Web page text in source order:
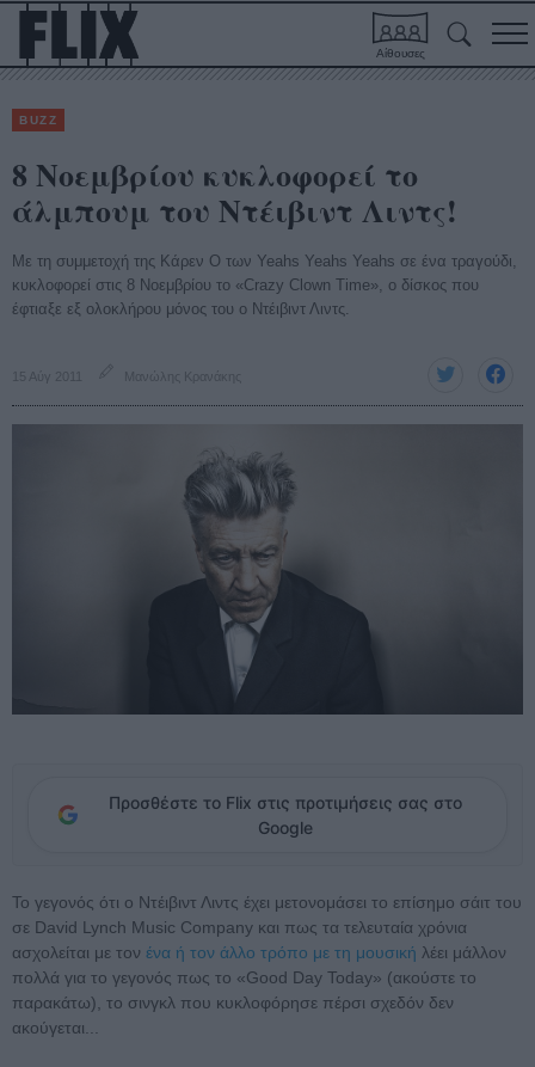
Αίθουσες
BUZZ
8 Νοεμβρίου κυκλοφορεί το
άλμπουμ του Ντέιβιντ Λιντς!
Με τη συμμετοχή της Κάρεν Ο των Yeahs Yeahs Yeahs σε ένα τραγούδι,
κυκλοφορεί στις 8 Νοεμβρίου το «Crazy Clown Time», ο δίσκος που
έφτιαξε εξ ολοκλήρου μόνος του ο Ντέιβιντ Λιντς.
15 Αύγ 2011 Μανώλης Κρανάκης
Προσθέστε το Flix στις προτιμήσεις σας στο
Google
Το γεγονός ότι ο Ντέιβιντ Λιντς έχει μετονομάσει το επίσημο σάιτ του
σε David Lynch Music Company και πως τα τελευταία χρόνια
ασχολείται με τον ένα ή τον άλλο τρόπο με τη μουσική λέει μάλλον
πολλά για το γεγονός πως το «Good Day Today» (ακούστε το
παρακάτω), το σινγκλ που κυκλοφόρησε πέρσι σχεδόν δεν
ακούγεται...